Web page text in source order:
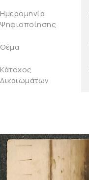
Ημερομηνία
Ψηφιοποίησης
Θέμα
Κάτοχος
Δικαιωμάτων